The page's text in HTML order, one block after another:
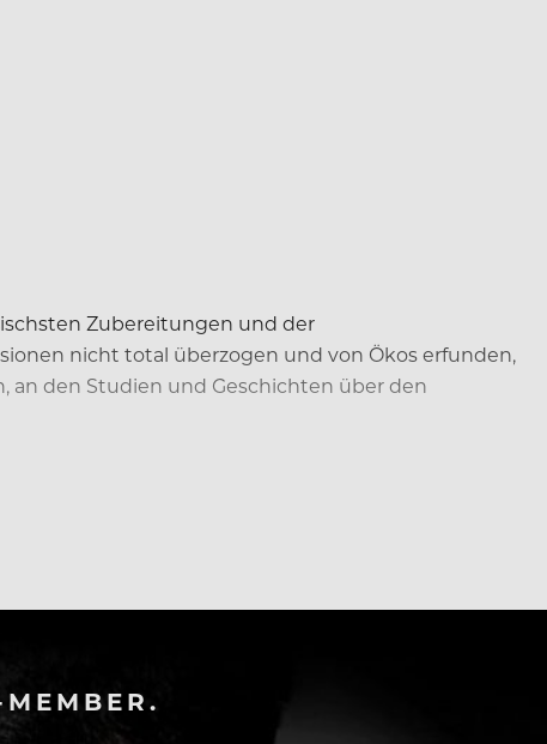
Zubereitungen und der
nicht total überzogen und von Ökos erfunden,
an den Studien und Geschichten über den
vegetarische Ernährung zwar…